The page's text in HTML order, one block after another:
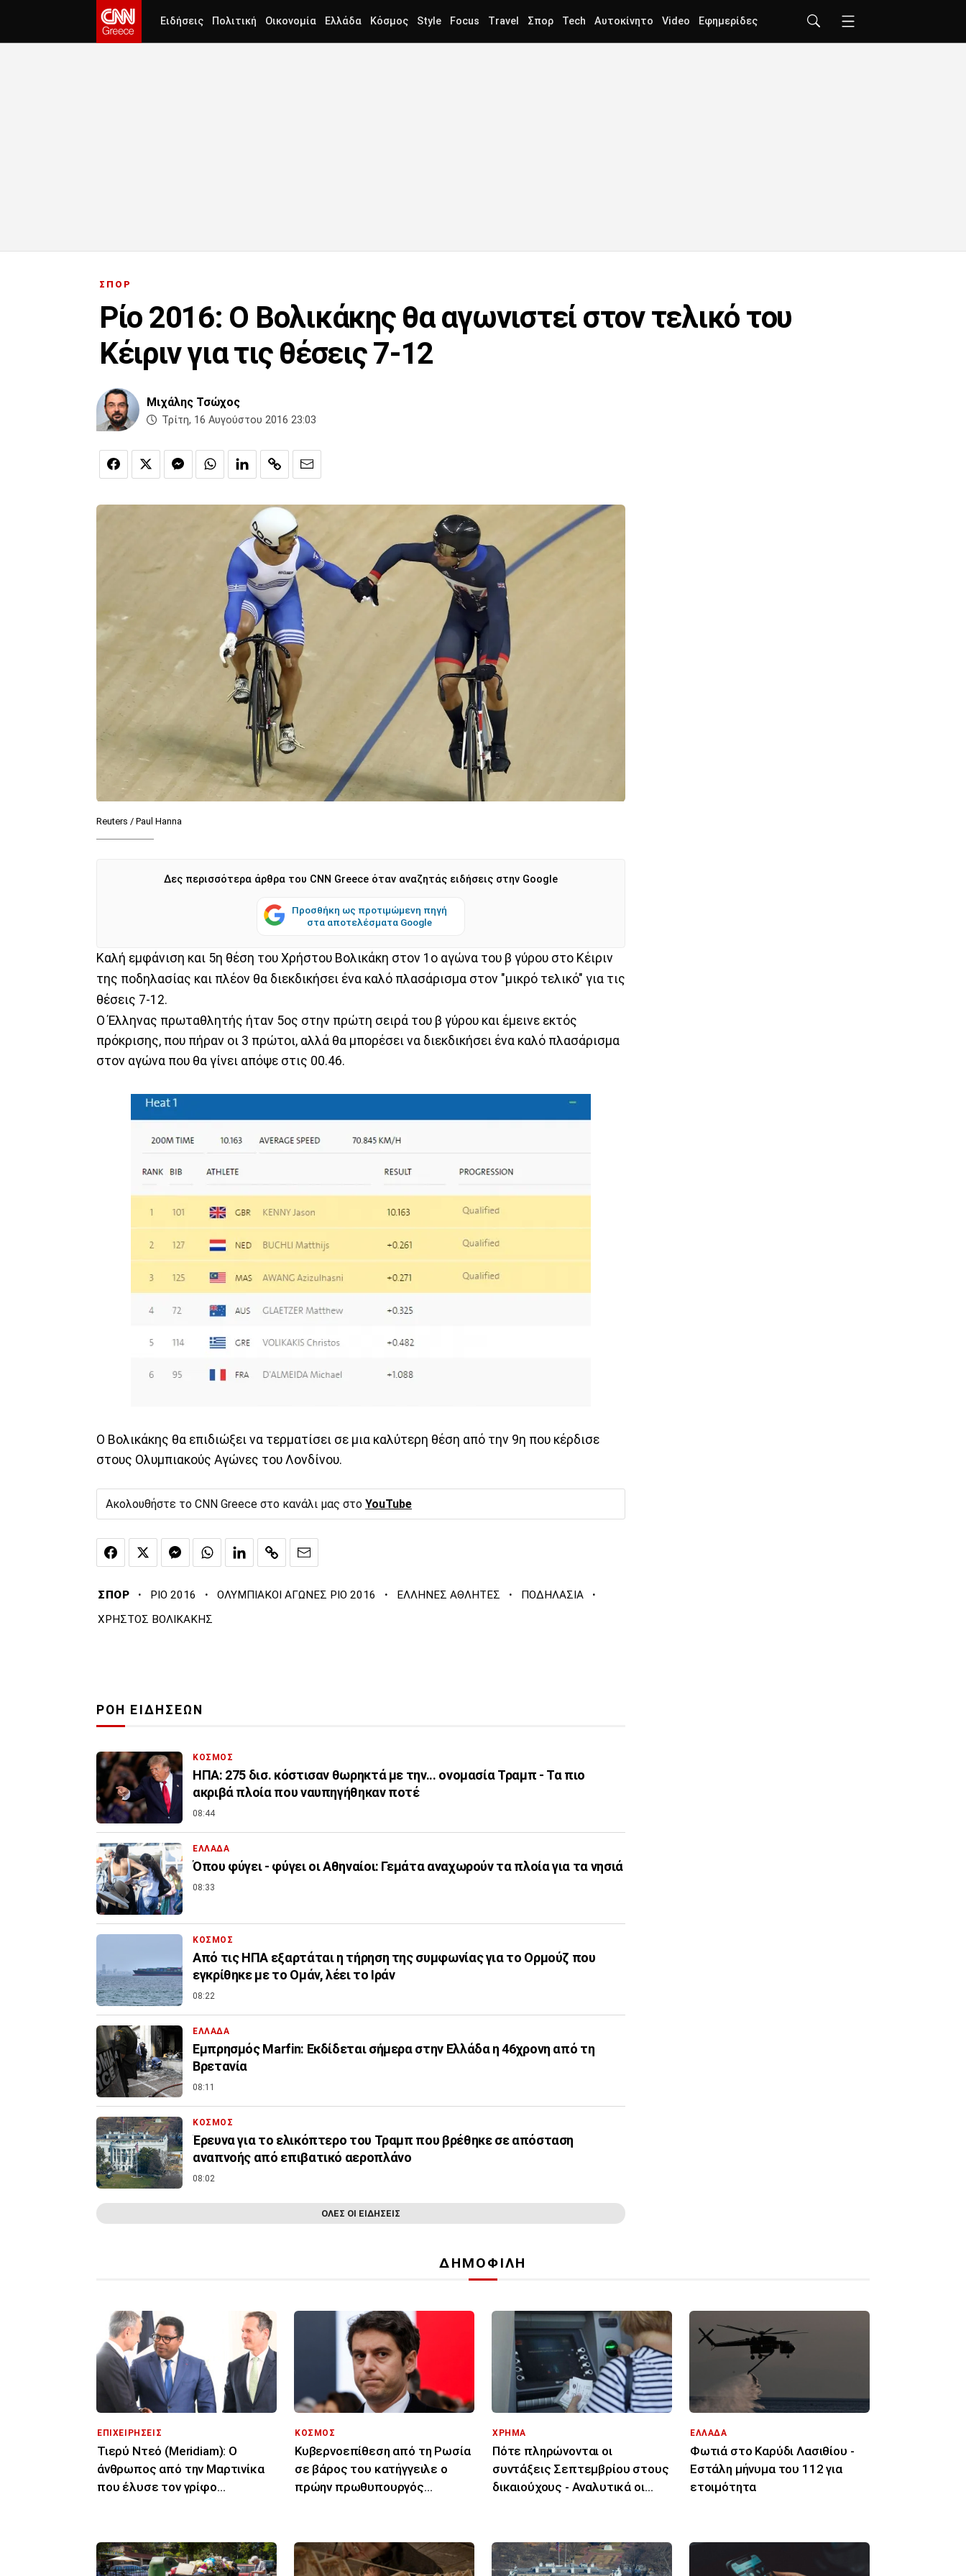
Ειδήσεις Πολιτική Οικονομία Ελλάδα Κόσμος Style Focus Travel Σπορ Tech Αυτοκίνητο Video Εφημερίδες
ΣΠΟΡ
Ρίο 2016: Ο Βολικάκης θα αγωνιστεί στον τελικό του
Κέιριν για τις θέσεις 7-12
Μιχάλης Τσώχος
Τρίτη, 16 Αυγούστου 2016 23:03
Reuters / Paul Hanna
Δες περισσότερα άρθρα του CNN Greece όταν αναζητάς ειδήσεις στην Google
Προσθήκη ως προτιμώμενη πηγή
στα αποτελέσματα Google
Καλή εμφάνιση και 5η θέση του Χρήστου Βολικάκη στον 1ο αγώνα του β γύρου στο Κέιριν
της ποδηλασίας και πλέον θα διεκδικήσει ένα καλό πλασάρισμα στον "μικρό τελικό" για τις
θέσεις 7-12.
Ο Έλληνας πρωταθλητής ήταν 5ος στην πρώτη σειρά του β γύρου και έμεινε εκτός
πρόκρισης, που πήραν οι 3 πρώτοι, αλλά θα μπορέσει να διεκδικήσει ένα καλό πλασάρισμα
στον αγώνα που θα γίνει απόψε στις 00.46.
Ο Βολικάκης θα επιδιώξει να τερματίσει σε μια καλύτερη θέση από την 9η που κέρδισε
στους Ολυμπιακούς Αγώνες του Λονδίνου.
Ακολουθήστε το CNN Greece στο κανάλι μας στο YouTube
ΣΠΟΡ · ΡΙΟ 2016 · ΟΛΥΜΠΙΑΚΟΙ ΑΓΩΝΕΣ ΡΙΟ 2016 · ΕΛΛΗΝΕΣ ΑΘΛΗΤΕΣ · ΠΟΔΗΛΑΣΙΑ ·
ΧΡΗΣΤΟΣ ΒΟΛΙΚΑΚΗΣ
ΡΟΗ ΕΙΔΗΣΕΩΝ
ΚΟΣΜΟΣ
ΗΠΑ: 275 δισ. κόστισαν θωρηκτά με την... ονομασία Τραμπ - Τα πιο
ακριβά πλοία που ναυπηγήθηκαν ποτέ
08:44
ΕΛΛΑΔΑ
Όπου φύγει - φύγει οι Αθηναίοι: Γεμάτα αναχωρούν τα πλοία για τα νησιά
08:33
ΚΟΣΜΟΣ
Από τις ΗΠΑ εξαρτάται η τήρηση της συμφωνίας για το Ορμούζ που
εγκρίθηκε με το Ομάν, λέει το Ιράν
08:22
ΕΛΛΑΔΑ
Εμπρησμός Marfin: Εκδίδεται σήμερα στην Ελλάδα η 46χρονη από τη
Βρετανία
08:11
ΚΟΣΜΟΣ
Έρευνα για το ελικόπτερο του Τραμπ που βρέθηκε σε απόσταση
αναπνοής από επιβατικό αεροπλάνο
08:02
ΟΛΕΣ ΟΙ ΕΙΔΗΣΕΙΣ
ΔΗΜΟΦΙΛΗ
ΕΠΙΧΕΙΡΗΣΕΙΣ
Τιερύ Ντεό (Meridiam): Ο
άνθρωπος από την Μαρτινίκα
που έλυσε τον γρίφο
ΚΟΣΜΟΣ
Κυβερνοεπίθεση από τη Ρωσία
σε βάρος του κατήγγειλε ο
πρώην πρωθυπουργός
ΧΡΗΜΑ
Πότε πληρώνονται οι
συντάξεις Σεπτεμβρίου στους
δικαιούχους - Αναλυτικά οι
ΕΛΛΑΔΑ
Φωτιά στο Καρύδι Λασιθίου -
Εστάλη μήνυμα του 112 για
ετοιμότητα